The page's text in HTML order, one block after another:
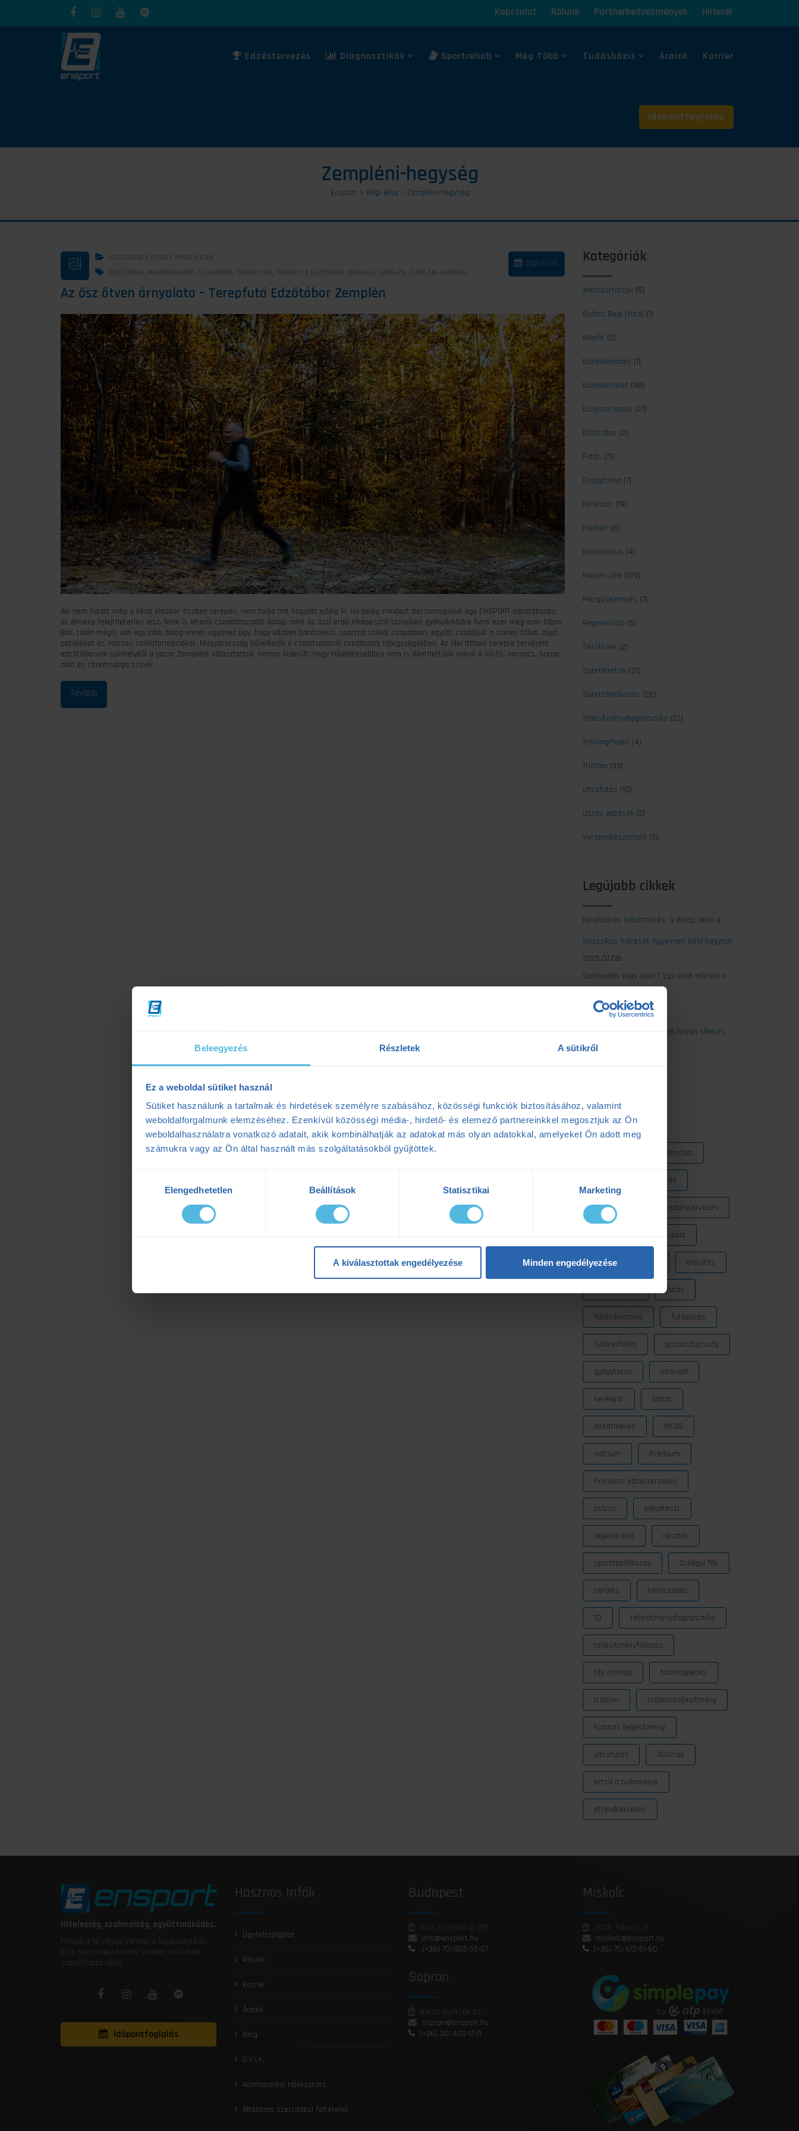
Beleegyezés Részletek A sütikről
Ez a weboldal sütiket használ
Sütiket használunk a tartalmak és hirdetések személyre szabásához, közösségi funkciók biztosításához, valamint
weboldalforgalmunk elemzéséhez. Ezenkívül közösségi média-, hirdető- és elemező partnereinkkel megosztjuk az Ön
weboldalhasználatra vonatkozó adatait, akik kombinálhatják az adatokat más olyan adatokkal, amelyeket Ön adott meg
számukra vagy az Ön által használt más szolgáltatásokból gyűjtöttek.
kiválasztásaElengedhetetlen Beállítások Statisztikai Marketing
A kiválasztottak engedélyezése Minden engedélyezése
Kapcsolat Rólunk Partnerkedvezmények Hírlevél
Edzéstervezés Diagnosztikák Sportrehab Még Több Tudásbázis Áraink Karrier
Időpontfoglalás
Zempléni-hegység
Ensport > Régi Blog > Zempléni-hegység
EDZŐTÁBOR / FUTÁS / MINDEN CIKK
EDZŐTÁBOR, MAGYARORSZÁG , TELKIBÁNYA, TEREPFUTÁS, TEREPFUTÓ EDZŐTÁBOR ZEMPLÉN, ZEMPLÉN, ZEMPLÉNI-HEGYSÉG
2021.11.08.
Az ősz ötven árnyalata – Terepfutó Edzőtábor Zemplén
Aki nem futott még a késő október őszben terepen, nem tudja mit hagyott eddig ki. Ha pedig mindezt becsomagoljuk egy ENSPORT-edzőtáborba,
az élmény felejthetetlen lesz. Nem is létezik csodálatosabb dolog, mint az őszi erdő elképesztő színeiben gyönyörködve futni ezer meg ezer tájon.
Bár, talán mégis van egy jobb dolog ennél: ugyanez úgy, hogy közben barátokkal, sporttársakkal csapatban, együtt csodáljuk a színes fákat, zúgó
patakokat és morcos sziklaformációkat. Magyarország bővelkedik a csodásabbnál csodásabb tájegységekben. Az idei itthoni terepre tervezett
edzőtáborunk színhelyéül a pazar Zemplént választottuk. Hamar kiderült, hogy tökéletesebben nem is dönthettünk volna! A vörös, narancs, barna,
zöld és citromsárga színek
Kategóriák
#ensportarcok(5)
Balázs Bogi (futó) (1)
Bikefit (2)
Edzéselemzés (1)
Edzéselmélet (48)
Edzéstervezés (27)
Edzőtábor (2)
Futás (71)
Gyógytorna (7)
Kerékpár (19)
Kiemelt (8)
Koronavírus (4)
Minden cikk(139)
Mozgáselemzés (7)
Regeneráció (5)
Sérülések(2)
Sportélettan (37)
Sporttáplálkozás (26)
Teljesítménydiagnosztika (22)
TrainingPeaks (4)
Triatlon (33)
Ultrafutás (10)
Úszás edzések(2)
Versenybeszámoló (3)
Legújabb cikkek
Kerékpáros laktátmérés: 3 dolog, amit a
klasszikus mérések figyelmen kívül hagynak
2025.07.08.
Szenvedés vagy siker? Egy adat elárulja a
2025.07.07.
Ultrabalaton 2025: Csengő István sikeres
egyéni teljesítése
Címkék
dietetika
edzés
edzéselmélet edzéstervezés
ensport
ENSPORT Prémium erősítés
futás
futásdinamika futóedzés
futótechnika gazdaságosság
gyógytorna intervall
kerékpár laktát
laktátmérés MLSS
nutrium Prémium
Prémium edzéstervezés
pulzus pályateszt
regeneráció résztáv
sporttáplálkozás Szilágyi Tibi
sérülés tanácsadás
TD teljesítménydiagnosztika
teljesítményfokozás
tibi mondja trainingpeaks
triatlon tudatosteljesítmény
tudatos teljesítmény
ultrafutás VO2max
értsd a tudományt
étrendtervezés
Hitelesség, szakmaiság, együttműködés.
Nálunk a Te céljaid vannak a középpontban,
és a sportteljesítmény minden területén
számíthatsz ránk!
Időpontfoglalás
Hasznos Infók
Ügyfélszolgálat
Rólunk
Karrier
Áraink
Blog
G.Y.I.K.
Adatkezelési tájékoztató
Általános szerződési feltételek
Budapest
1162, Csömöri út 213.
info@ensport.hu
(+36) 70/905-55-07
Sopron
9400, Győri út 42.
sopron@ensport.hu
(+36) 30/420-17-71
Miskolc
3528, Takta u. 3.
miskolc@ensport.hu
(+36) 70/612-51-60